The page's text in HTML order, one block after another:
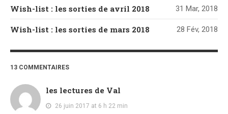
Wish-list : les sorties de avril 2018 31 Mar, 2018
Wish-list : les sorties de mars 2018 28 Fév, 2018
13 COMMENTAIRES
les lectures de Val
26 juin 2017 at 6 h 22 min